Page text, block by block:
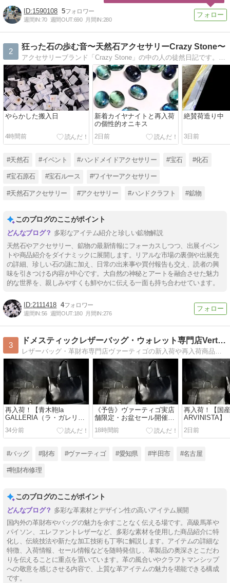
1590108 5
週間IN:70 週間OUT:690 月間IN:280
2
狂った石の歩む音〜天然石アクセサリーCrazy Stone〜
アクセサリーブランド「Crazy Stone」の中の人の徒然日記です。製作やウェブショップの色々をお伝えできればと思います。
やらかした搬入日
4時間前
新着カイヤナイトと再入荷
の個性的オニキス
2日前
絶賛荷造り中
3日前
#天然石 #イベント #ハンドメイドアクセサリー #宝石 #化石
#宝石原石 #宝石ルース #ワイヤーアクセサリー
#天然石アクセサリー #アクセサリー #ハンドクラフト #鉱物
このブログのここがポイント
多彩なアイテム紹介と珍しい鉱物解説
天然石やアクセサリー、鉱物の最新情報にフォーカスしつつ、出展イベン
トや商品紹介をダイナミックに展開します。リアルな市場の裏側や出展先
の詳細、珍しい石の謎に加え、日常の出来事や買付報告も交え、読者の興
味を引きつける内容が中心です。大自然の神秘とアートを融合させた魅力
的な世界を、親しみやすくも鮮やかに伝える一面も持ち合わせています。
2111418 4
週間IN:56 週間OUT:180 月間IN:276
3
ドメスティックレザーバッグ・ウォレット専門店Vertigo
レザーバッグ・革財布専門店ヴァーティゴの新入荷や再入荷商品の情報などをひたすら更新するブログ
再入荷！【青木鞄la
GALLERIA（ラ・ガレリ
ア）Arrosto/アロースト】
クローム鞣しアンティーク
ツートーンカラーレザー縦
型二つ折り財布※BOX型小
34分前
《予告》ヴァーティゴ実店
舗限定・お盆セール開催！
定価のバッグ＆財布がレジ
にて11%OFFになります！
まで）
18時間前
再入荷！【国
ARVINISTA】
イル牛革グロ
ュックサック
ュアルリュッ
ク
2日前
#バッグ #財布 #ヴァーティゴ #愛知県 #半田市 #名古屋
#鞄財布修理
このブログのここがポイント
多彩な革素材とデザイン性の高いアイテム展開
国内外の革財布やバッグの魅力を余すことなく伝える場です。高級馬革や
パイソン、エレファントレザーなど、多彩な素材を使用した商品紹介に特
化し、伝統技法や新たな加工技術も丁寧に解説します。アイテムの詳細な
特徴、入荷情報、セール情報などを随時発信し、革製品の奥深さとこだわ
りを伝えることに重点を置いています。革の風合いやクラフトマンシップ
への敬意を感じさせる内容で、上質な革アイテムの魅力を堪能できる構成
です。